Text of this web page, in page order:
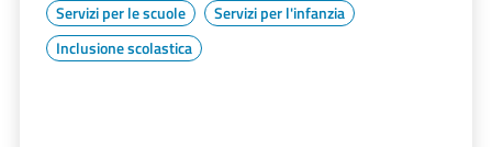
Servizi per le scuole
Servizi per l'infanzia
Inclusione scolastica